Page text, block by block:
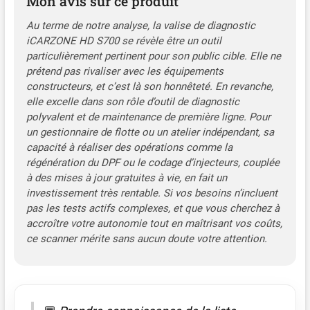
efficacement votre camion. 【8+
Réinitialisations】Modèle 2025 avec
fonctions spéciales : réinit. huile, codage
injecteurs, adaptation embrayage, réinit.
plaquettes, réinit. SCR, limiteur de vitesse,
test coupure cylindre, réinit. DPF. Envoyez
VIN & fonctions pour vérifier compatibilité.
【Achat sécurisé】Problème technique ?
Notre équipe vous assiste 24/7. Mises à jour
permanentes pour compatibilité avec
nouveaux modèles. Support technique
professionnel. Fonctionnalités variables
selon véhicule – vérifiez avant achat.
Au terme de notre analyse, la valise de diagnostic
iCARZONE HD S700 se révèle être un outil
particulièrement pertinent pour son public cible. Elle ne
prétend pas rivaliser avec les équipements
constructeurs, et c’est là son honnêteté. En revanche,
elle excelle dans son rôle d’outil de diagnostic
polyvalent et de maintenance de première ligne. Pour
un gestionnaire de flotte ou un atelier indépendant, sa
capacité à réaliser des opérations comme la
régénération du DPF ou le codage d’injecteurs, couplée
à des mises à jour gratuites à vie, en fait un
investissement très rentable. Si vos besoins n’incluent
pas les tests actifs complexes, et que vous cherchez à
accroître votre autonomie tout en maîtrisant vos coûts,
ce scanner mérite sans aucun doute votre attention.